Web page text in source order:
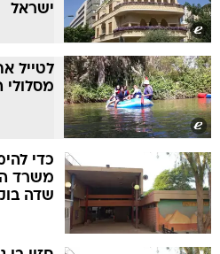
ישראל
לטייל
מסלולי
כדי
משרד
שדה